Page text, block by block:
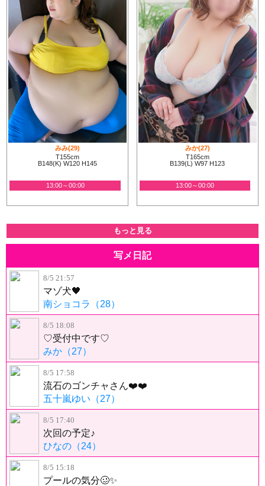
みみ(29)
T155cm
B148(K) W120 H145
13:00～00:00
みか(27)
T165cm
B139(L) W97 H123
13:00～00:00
もっと見る